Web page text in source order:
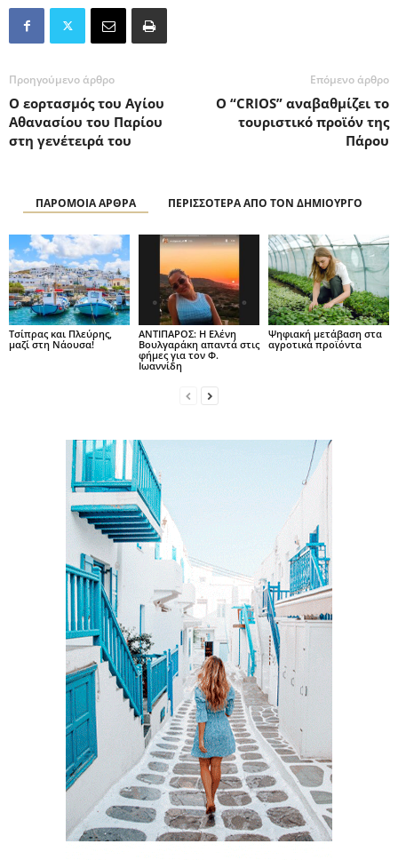
Προηγούμενο άρθρο
Ο εορτασμός του Αγίου
Αθανασίου του Παρίου
στη γενέτειρά του
Επόμενο άρθρο
Ο “CRIOS” αναβαθμίζει το
τουριστικό προϊόν της
Πάρου
ΠΑΡΟΜΟΙΑ ΑΡΘΡΑ ΠΕΡΙΣΣΟΤΕΡΑ ΑΠΟ ΤΟΝ ΔΗΜΙΟΥΡΓΟ
Τσίπρας και Πλεύρης,
μαζί στη Νάουσα!
ΑΝΤΙΠΑΡΟΣ: Η Ελένη
Βουλγαράκη απαντά στις
φήμες για τον Φ.
Ιωαννίδη
Ψηφιακή μετάβαση στα
αγροτικά προϊόντα